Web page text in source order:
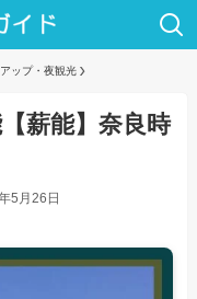
ップ・夜観光
薪能】奈良時
5月26日